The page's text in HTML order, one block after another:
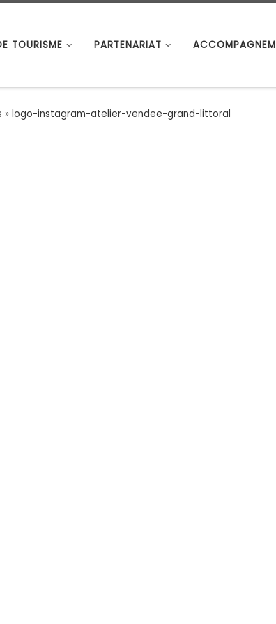
TOURISME PARTENARIAT
» logo-instagram-atelier-vendee-grand-littoral